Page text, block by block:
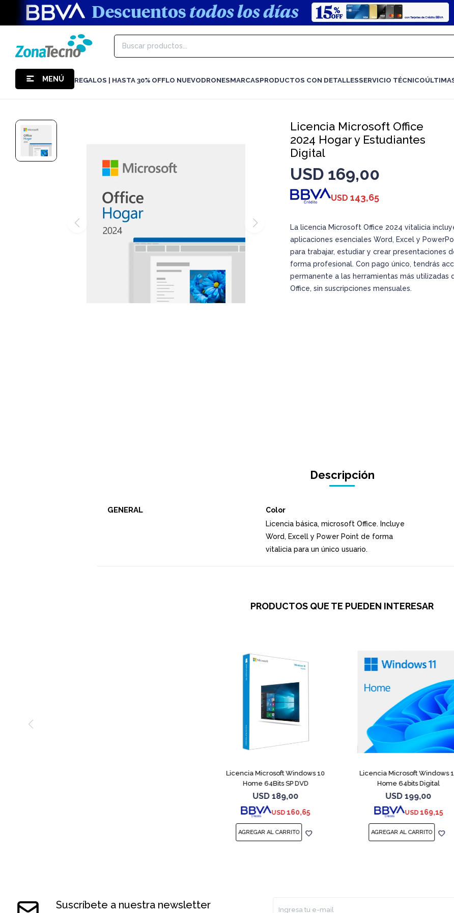
MENÚ REGALOS | HASTA 30% OFFLO NUEVODRONESMARCASPRODUCTOS CON DETALLESSERVICIO TÉCNICO
Licencia Microsoft Office
2024 Hogar y Estudiantes
Digital
USD 169,00
USD 143,65
La licencia Microsoft Office 2024 vitalicia
aplicaciones esenciales Word, Excel y
para trabajar, estudiar y crear presentaciones
forma profesional. Con pago único, tendrás
permanente a las herramientas más utilizadas
Office, sin suscripciones mensuales.
Descripción
GENERAL
Color
Licencia básica, microsoft Office. Incluye
Word, Excell y Power Point de forma
vitalicia para un único usuario.
PRODUCTOS QUE TE PUEDEN INTERESAR
Licencia Microsoft Windows 10
Home 64Bits SP DVD
USD 189,00
USD 160,65
Licencia Microsoft Windows
Home 64bits Digital
USD 199,00
USD 169,15
Suscríbete a nuestra newsletter